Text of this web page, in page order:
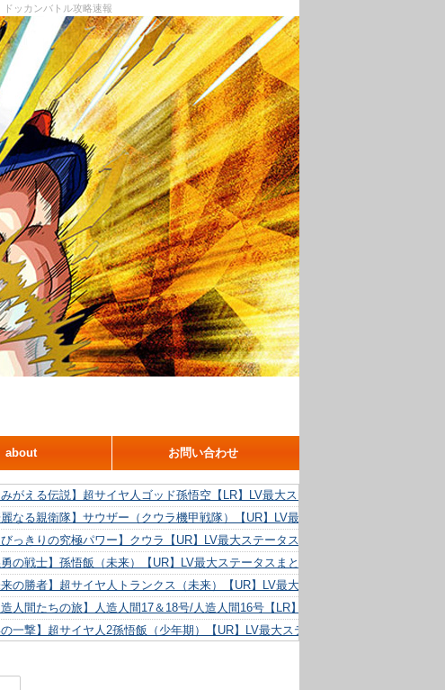
ッカンバトル攻略速報
about お問い合わせ
がえる伝説】超サイヤ人ゴッド孫悟空【LR】LV最大ステータスまとめ！
なる親衛隊】サウザー（クウラ機甲戦隊）【UR】LV最大ステータスまとめ！
っきりの究極パワー】クウラ【UR】LV最大ステータスまとめ！
の戦士】孫悟飯（未来）【UR】LV最大ステータスまとめ！
の勝者】超サイヤ人トランクス（未来）【UR】LV最大ステータスまとめ！
人間たちの旅】人造人間17＆18号/人造人間16号【LR】LV最大ステータスまとめ！
一撃】超サイヤ人2孫悟飯（少年期）【UR】LV最大ステータスまとめ！
とひらめき】クリリン【UR】LV最大ステータスまとめ！